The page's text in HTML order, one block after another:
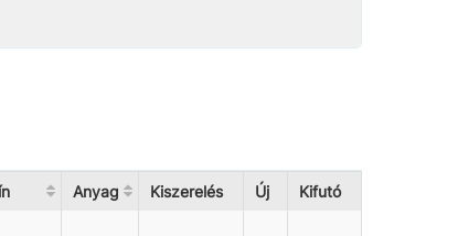
Anyag Kiszerelés Új Kifutó